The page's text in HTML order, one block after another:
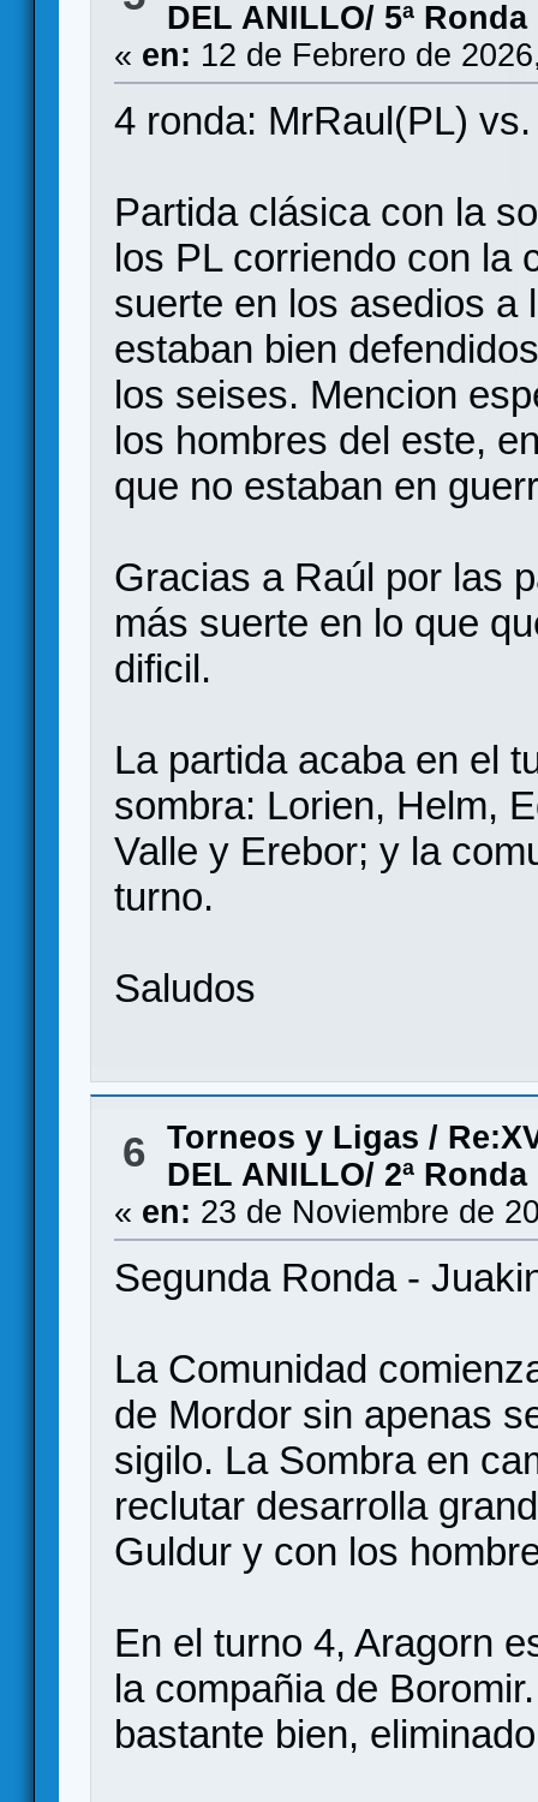
DEL ANILLO/ 5ª Ronda
« en: 12 de Febrero de
4 ronda: MrRaul(PL)
Partida clásica con la
los PL corriendo con la
suerte en los asedios a
estaban bien
los seises. Mencion
los hombres del este,
que no estaban en
Gracias a Raúl por las
más suerte en lo que
dificil.
La partida acaba en el
sombra: Lorien, Helm,
Valle y Erebor; y la
turno.
Saludos
6 Torneos y Ligas /
DEL ANILLO/ 2ª Ronda
« en: 23 de Noviembre de
Segunda Ronda -
La Comunidad
de Mordor sin apenas
sigilo. La Sombra en
reclutar desarrolla
Guldur y con los
En el turno 4, Aragorn
la compañia de
bastante bien,